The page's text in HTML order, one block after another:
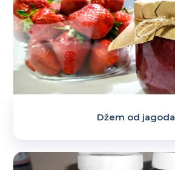
Džem od jagoda